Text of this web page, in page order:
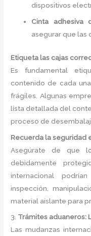
dispositivos
Cinta adhesiva
asegurar que las
Etiqueta las cajas
Es fundamental
contenido de cada
frágiles. Algunas
lista detallada del
proceso de
Recuerda la seguridad
Asegúrate de que
debidamente
internacional
inspección,
material aislante para
3. Trámites aduaneros:
Las mudanzas